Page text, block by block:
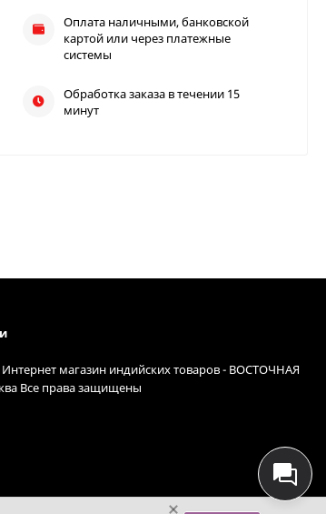
Оплата наличными, банковской
картой или через платежные
системы
Обработка заказа в течении 15
минут
Интернет магазин индийских товаров - ВОСТОЧНАЯ
Все права защищены